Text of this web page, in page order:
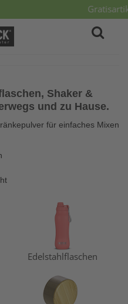
Shaker &
und zu Hause.
für einfaches Mixen
Edelstahlflaschen